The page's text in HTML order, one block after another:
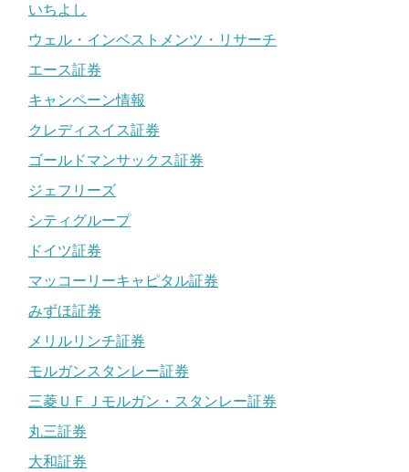
いちよし
ウェル・インベストメンツ・リサーチ
エース証券
キャンペーン情報
クレディスイス証券
ゴールドマンサックス証券
ジェフリーズ
シティグループ
ドイツ証券
マッコーリーキャピタル証券
みずほ証券
メリルリンチ証券
モルガンスタンレー証券
三菱ＵＦＪモルガン・スタンレー証券
丸三証券
大和証券